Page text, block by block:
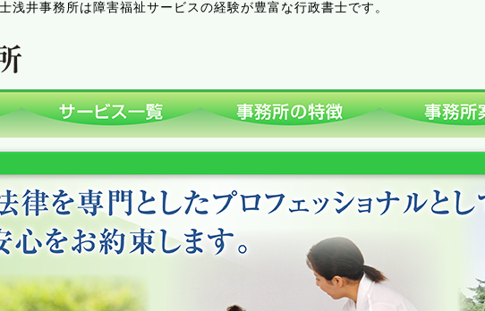
浅井事務所は障害福祉サービスの経験が豊富な行政書士です。